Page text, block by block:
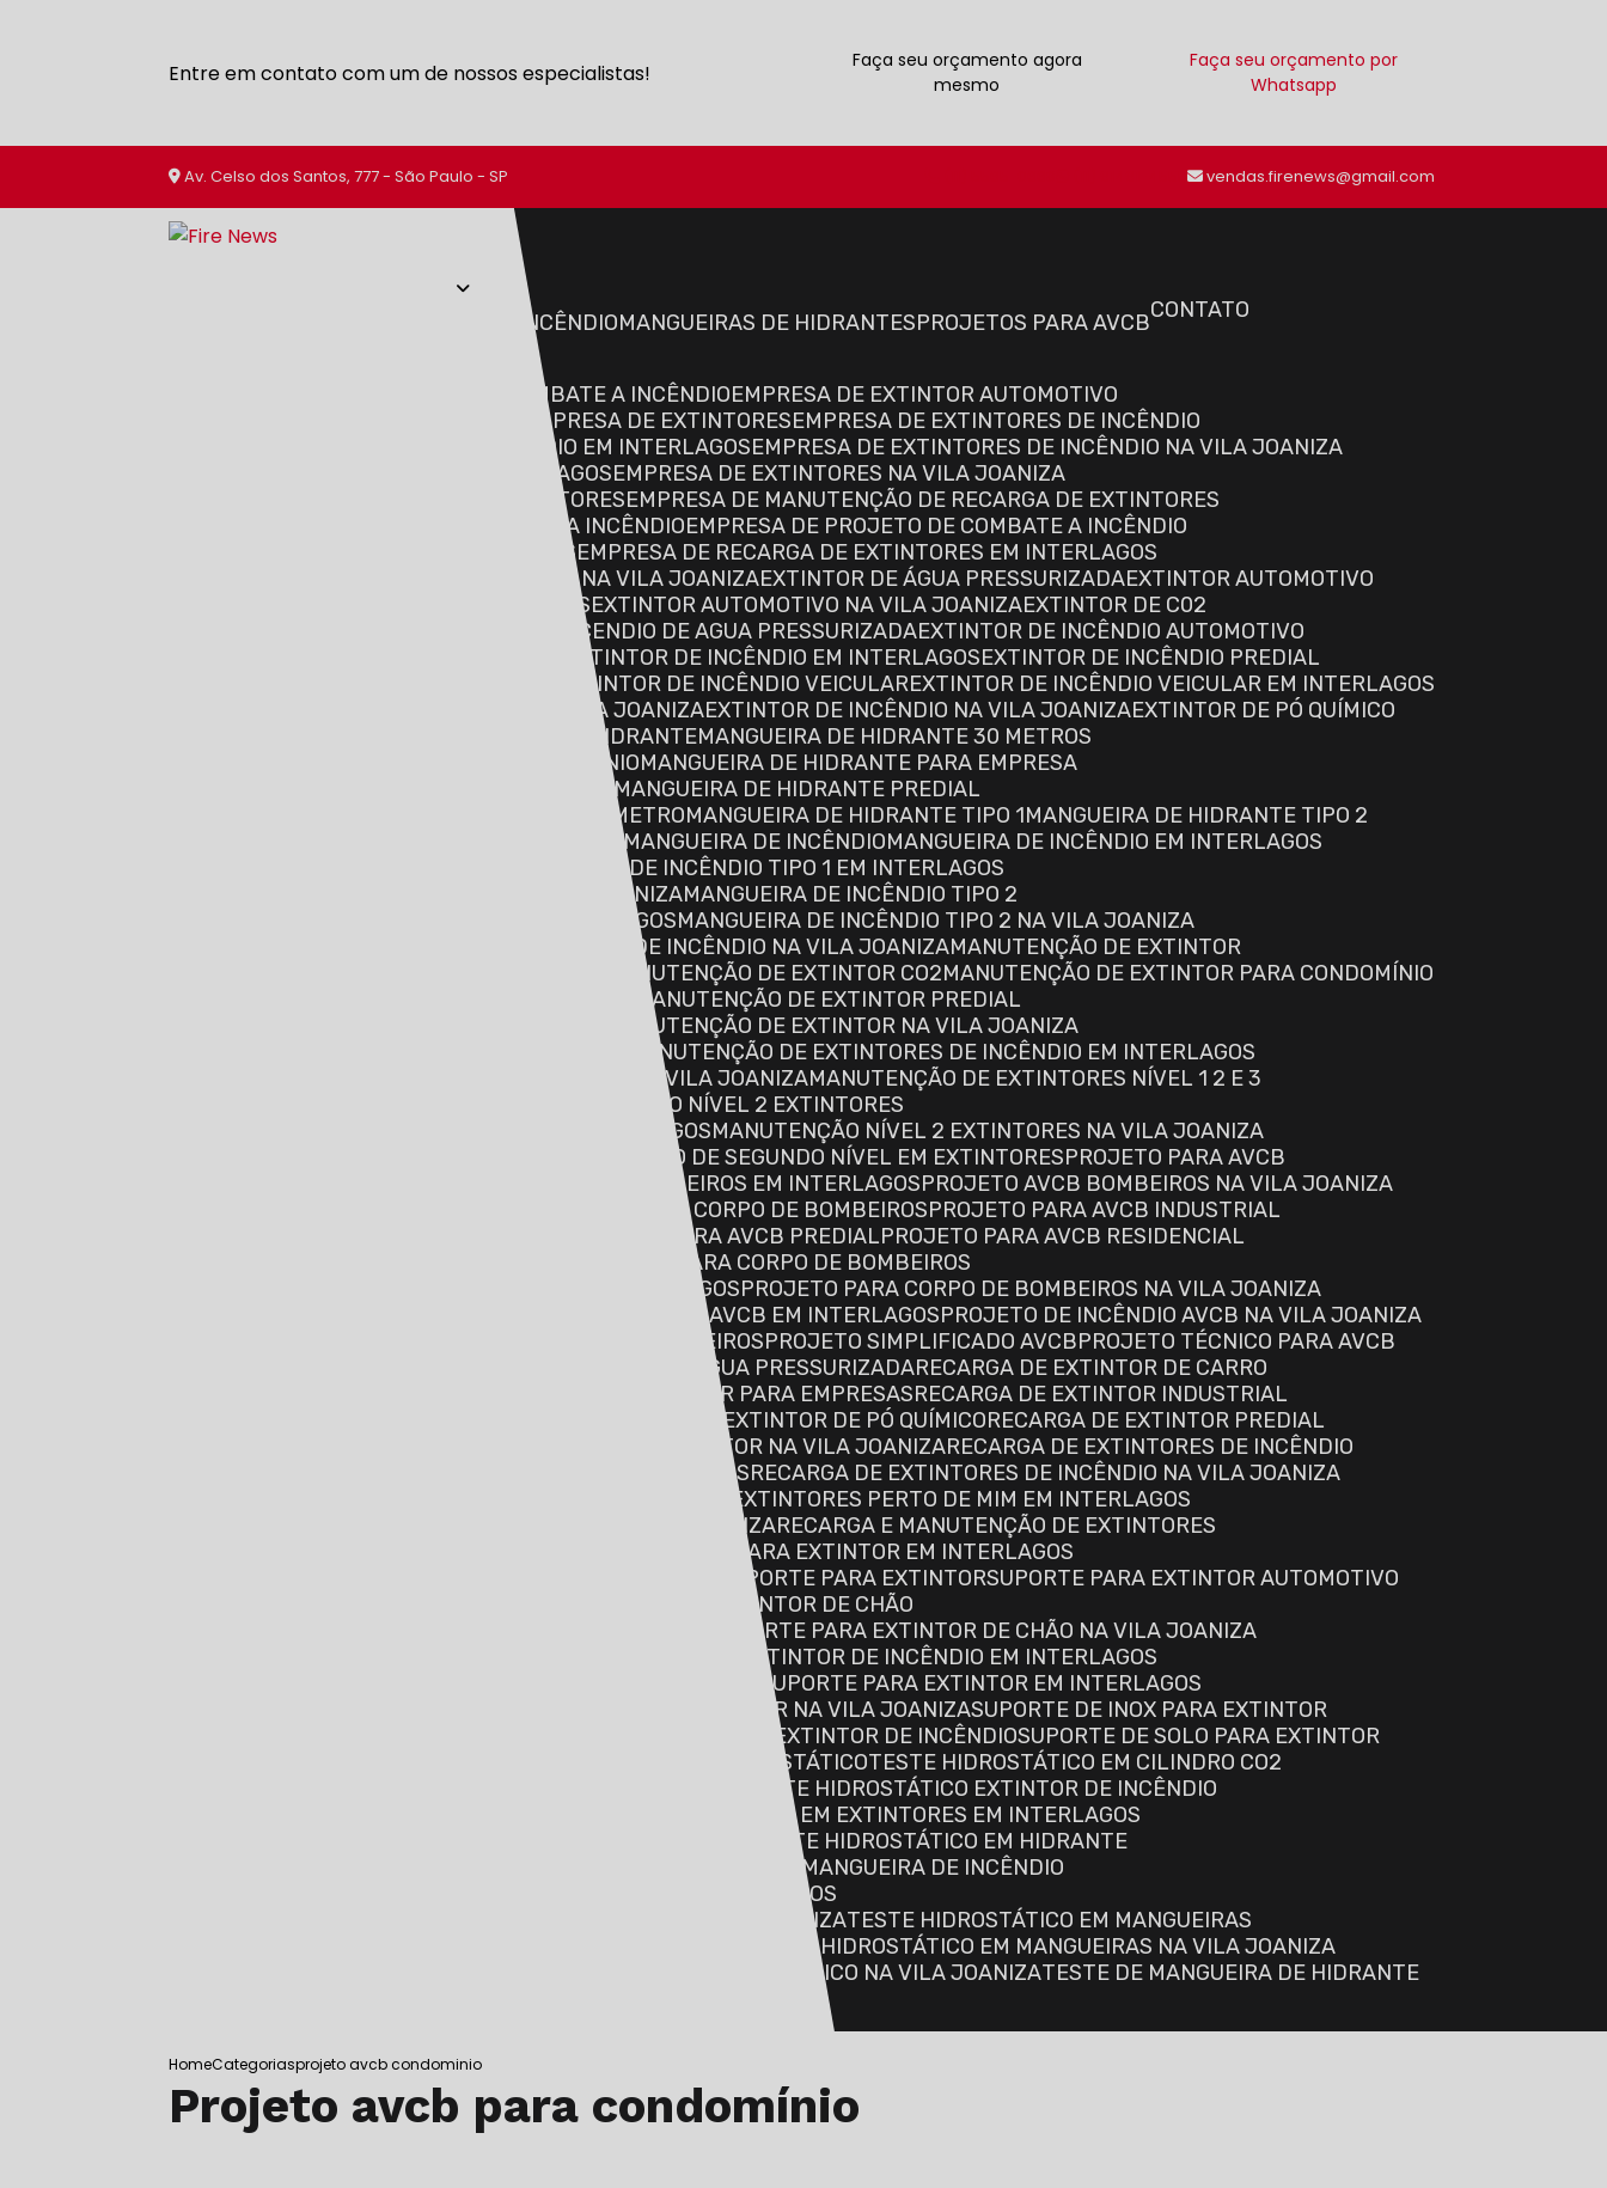
Entre em contato com um de nossos especialistas!
Faça seu orçamento agora
mesmo
Faça seu orçamento por
Whatsapp
Av. Celso dos Santos, 777 - São Paulo - SP vendas.firenews@gmail.com
EXTINTORES DE INCÊNDIO
MANGUEIRAS DE HIDRANTES PROJETOS PARA AVCB CONTATO
EMPRESA DE COMBATE A INCÊNDIO
EMPRESA DE EXTINTOR AUTOMOTIVO
EMPRESA DE EXTINTORES
EMPRESA DE EXTINTORES DE INCÊNDIO
EMPRESA DE EXTINTORES DE INCÊNDIO EM INTERLAGOS
EMPRESA DE EXTINTORES DE INCÊNDIO NA VILA JOANIZA
EMPRESA DE EXTINTORES EM INTERLAGOS
EMPRESA DE EXTINTORES NA VILA JOANIZA
EMPRESA DE MANUTENÇÃO DE EXTINTORES
EMPRESA DE MANUTENÇÃO DE RECARGA DE EXTINTORES
EMPRESA DE MATERIAIS DE COMBATE A INCÊNDIO
EMPRESA DE PROJETO DE COMBATE A INCÊNDIO
EMPRESA DE RECARGA DE EXTINTORES EMPRESA DE RECARGA DE EXTINTORES EM INTERLAGOS
EMPRESA DE RECARGA DE EXTINTORES NA VILA JOANIZA EXTINTOR DE ÁGUA PRESSURIZADA EXTINTOR AUTOMOTIVO
EXTINTOR AUTOMOTIVO EM INTERLAGOS EXTINTOR AUTOMOTIVO NA VILA JOANIZA EXTINTOR DE C02
EXTINTOR DE INCENDIO DE AGUA PRESSURIZADA EXTINTOR DE INCÊNDIO AUTOMOTIVO
EXTINTOR DE INCÊNDIO EM INTERLAGOS EXTINTOR DE INCÊNDIO PREDIAL
EXTINTOR DE INCÊNDIO VEICULAR EXTINTOR DE INCÊNDIO VEICULAR EM INTERLAGOS
EXTINTOR DE INCÊNDIO VEICULAR NA VILA JOANIZA EXTINTOR DE INCÊNDIO NA VILA JOANIZA EXTINTOR DE PÓ QUÍMICO
MANGUEIRA DE HIDRANTE
MANGUEIRA DE HIDRANTE 30 METROS
MANGUEIRA DE HIDRANTE PARA CONDOMÍNIO
MANGUEIRA DE HIDRANTE PARA EMPRESA
MANGUEIRA DE HIDRANTE PREDIAL
MANGUEIRA DE HIDRANTE COM SELO DO INMETRO
MANGUEIRA DE HIDRANTE TIPO 1
MANGUEIRA DE HIDRANTE TIPO 2
MANGUEIRA DE HIDRANTE NA VILA JOANIZA
MANGUEIRA DE INCÊNDIO
MANGUEIRA DE INCÊNDIO EM INTERLAGOS
MANGUEIRA DE INCÊNDIO TIPO 1 EM INTERLAGOS
MANGUEIRA DE INCÊNDIO TIPO 1 NA VILA JOANIZA
MANGUEIRA DE INCÊNDIO TIPO 2
MANGUEIRA DE INCÊNDIO TIPO 2 EM INTERLAGOS
MANGUEIRA DE INCÊNDIO TIPO 2 NA VILA JOANIZA
MANGUEIRA DE INCÊNDIO NA VILA JOANIZA
MANUTENÇÃO DE EXTINTOR
MANUTENÇÃO DE EXTINTOR CO2
MANUTENÇÃO DE EXTINTOR PARA CONDOMÍNIO
MANUTENÇÃO DE EXTINTOR PREDIAL
MANUTENÇÃO DE EXTINTOR NA VILA JOANIZA
MANUTENÇÃO DE EXTINTORES DE INCÊNDIO EM INTERLAGOS
MANUTENÇÃO DE EXTINTORES DE INCÊNDIO NA VILA JOANIZA
MANUTENÇÃO DE EXTINTORES NÍVEL 1 2 E 3
MANUTENÇÃO NÍVEL 2 EXTINTORES
MANUTENÇÃO NÍVEL 2 EXTINTORES EM INTERLAGOS
MANUTENÇÃO NÍVEL 2 EXTINTORES NA VILA JOANIZA
MANUTENÇÃO DE SEGUNDO NÍVEL EM EXTINTORES
PROJETO PARA AVCB
PROJETO AVCB BOMBEIROS EM INTERLAGOS
PROJETO AVCB BOMBEIROS NA VILA JOANIZA
PROJETO AVCB CORPO DE BOMBEIROS
PROJETO PARA AVCB INDUSTRIAL
PROJETO PARA AVCB PREDIAL
PROJETO PARA AVCB RESIDENCIAL
PROJETO PARA CORPO DE BOMBEIROS
PROJETO PARA CORPO DE BOMBEIROS EM INTERLAGOS
PROJETO PARA CORPO DE BOMBEIROS NA VILA JOANIZA
PROJETO DE INCÊNDIO AVCB EM INTERLAGOS
PROJETO DE INCÊNDIO AVCB NA VILA JOANIZA
PROJETO CONTRA INCÊNDIO PARA CORPO DE BOMBEIROS
PROJETO SIMPLIFICADO AVCB
PROJETO TÉCNICO PARA AVCB
RECARGA DE EXTINTOR DE ÁGUA PRESSURIZADA
RECARGA DE EXTINTOR DE CARRO
RECARGA DE EXTINTOR PARA EMPRESAS
RECARGA DE EXTINTOR INDUSTRIAL
RECARGA DE EXTINTOR DE PÓ QUÍMICO
RECARGA DE EXTINTOR PREDIAL
RECARGA DE EXTINTOR NA VILA JOANIZA
RECARGA DE EXTINTORES DE INCÊNDIO
RECARGA DE EXTINTORES DE INCÊNDIO EM INTERLAGOS
RECARGA DE EXTINTORES DE INCÊNDIO NA VILA JOANIZA
RECARGA DE EXTINTORES PERTO DE MIM EM INTERLAGOS
RECARGA DE EXTINTORES PERTO DE MIM NA VILA JOANIZA
RECARGA E MANUTENÇÃO DE EXTINTORES
SUPORTE DE CHÃO PARA EXTINTOR EM INTERLAGOS
SUPORTE PARA EXTINTOR SUPORTE PARA EXTINTOR AUTOMOTIVO
SUPORTE PARA EXTINTOR DE CHÃO
SUPORTE PARA EXTINTOR DE CHÃO NA VILA JOANIZA
SUPORTE PARA EXTINTOR DE INCÊNDIO EM INTERLAGOS
SUPORTE PARA EXTINTOR EM INTERLAGOS
SUPORTE PARA EXTINTOR NA VILA JOANIZA SUPORTE DE INOX PARA EXTINTOR
SUPORTE DE PISO PARA EXTINTOR DE INCÊNDIO SUPORTE DE SOLO PARA EXTINTOR
TESTE HIDROSTÁTICO
TESTE HIDROSTÁTICO EM CILINDRO CO2
TESTE HIDROSTÁTICO EXTINTOR DE INCÊNDIO
TESTE HIDROSTÁTICO EM EXTINTORES EM INTERLAGOS
TESTE HIDROSTÁTICO EM HIDRANTE
TESTE HIDROSTÁTICO MANGUEIRA DE INCÊNDIO
TESTE HIDROSTÁTICO MANGUEIRA DE INCÊNDIO EM INTERLAGOS
TESTE HIDROSTÁTICO MANGUEIRA DE INCÊNDIO NA VILA JOANIZA
TESTE HIDROSTÁTICO EM MANGUEIRAS
TESTE HIDROSTÁTICO EM MANGUEIRAS NA VILA JOANIZA
TESTE HIDROSTÁTICO NA VILA JOANIZA
TESTE DE MANGUEIRA DE HIDRANTE
HomeCategoriasprojeto avcb condominio
Projeto avcb para condomínio